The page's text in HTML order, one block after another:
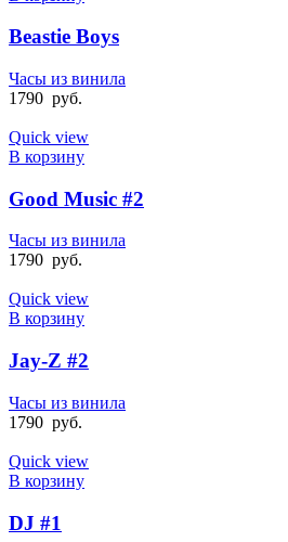
Beastie Boys
Часы из винила
1790 руб.
Quick view
В корзину
Good Music #2
Часы из винила
1790 руб.
Quick view
В корзину
Jay-Z #2
Часы из винила
1790 руб.
Quick view
В корзину
DJ #1